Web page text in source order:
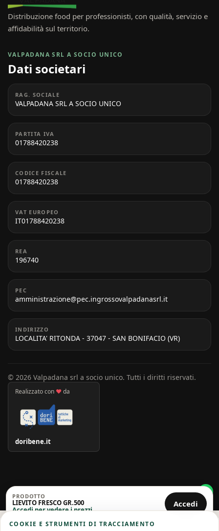
Distribuzione food per professionisti, con qualità, servizio e
affidabilità sul territorio.
VALPADANA SRL A SOCIO UNICO
Dati societari
RAG. SOCIALE
VALPADANA SRL A SOCIO UNICO
PARTITA IVA
01788420238
CODICE FISCALE
01788420238
VAT EUROPEO
IT01788420238
REA
196740
PEC
amministrazione@pec.ingrossovalpadanasrl.it
INDIRIZZO
LOCALITA' RITONDA - 37047 - SAN BONIFACIO (VR)
© 2026 Valpadana srl a socio unico. Tutti i diritti riservati.
Realizzato con ♥da
doribene.it
COOKIE E STRUMENTI DI TRACCIAMENTO
PRODOTTO
LIEVITO FRESCO GR.500
Accedi per vedere i prezzi
Accedi